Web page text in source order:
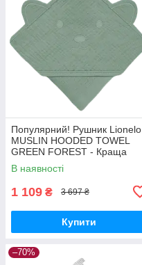
Популярний! Рушник Lionelo
MUSLIN HOODED TOWEL
GREEN FOREST - Краща
якість тільки на
Nukleon.com.ua
В наявності
1 109 ₴ 3 697 ₴
Купити
–70%